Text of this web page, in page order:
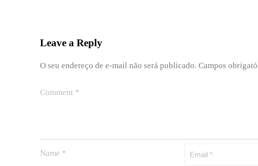
Leave a Reply
O seu endereço de e-mail não será publicado. Campos